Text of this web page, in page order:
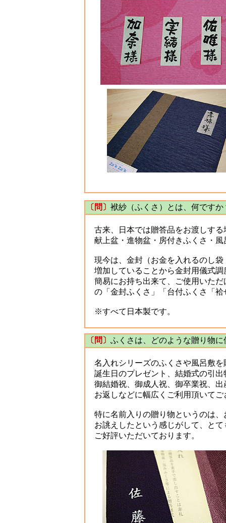
〔問〕 袱紗（ふくさ）とは、何ですか
古来、日本では贈答品をお渡しす
献上盆・進物盆・房付きふくさ・風
現今は、金封（お金を入れるのし袋
増加していることから金封用儀式調
簡易にお持ち出来て、ご使用いた
の「金封ふくさ」「台付ふくさ「
※すべて日本製です。
〔問〕 ふくさは、どのような贈り物
名入れシリーズのふくさや風呂敷を
誕生日のプレゼント、結婚式の引出
御結婚祝、御成人祝、御卒業祝、出
お返しなどに幅広くご利用頂いてご
特に名前入りの贈り物というのは、
お誂えしたという感じがして、とて
ご好評いただいております。